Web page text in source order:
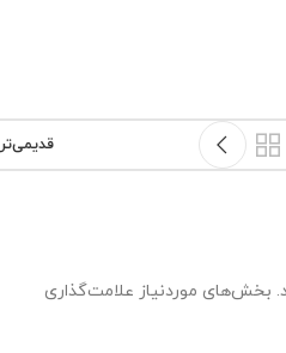
قدیمی‌تر
بخش‌های موردنیاز علامت‌گذاری